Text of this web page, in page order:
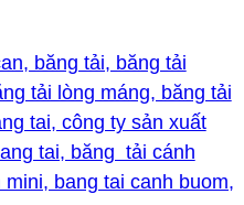
băng tải, băng tải
tải lòng máng, băng tải
tai, công ty sản xuất
tai, băng tải cánh
bang tai canh buom,